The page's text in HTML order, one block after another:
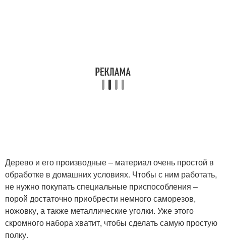
Дерево и его производные – материал очень простой в
обработке в домашних условиях. Чтобы с ним работать,
не нужно покупать специальные приспособления –
порой достаточно приобрести немного саморезов,
ножовку, а также металлические уголки. Уже этого
скромного набора хватит, чтобы сделать самую простую
полку.